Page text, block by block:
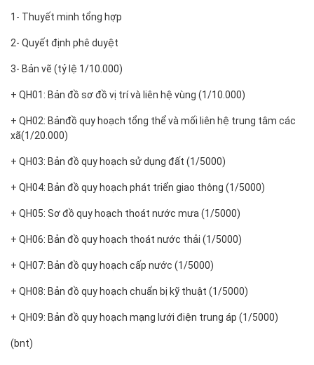
1- Thuyết minh tổng hợp
2- Quyết định phê duyệt
3- Bản vẽ (tỷ lệ 1/10.000)
+ QH01: Bản đồ sơ đồ vị trí và liên hệ vùng (1/10.000)
+ QH02: Bảnđồ quy hoạch tổng thể và mối liên hệ trung tâm các
xã(1/20.000)
+ QH03: Bản đồ quy hoạch sử dụng đất (1/5000)
+ QH04: Bản đồ quy hoạch phát triển giao thông (1/5000)
+ QH05: Sơ đồ quy hoạch thoát nước mưa (1/5000)
+ QH06: Bản đồ quy hoạch thoát nước thải (1/5000)
+ QH07: Bản đồ quy hoạch cấp nước (1/5000)
+ QH08: Bản đồ quy hoạch chuẩn bị kỹ thuật (1/5000)
+ QH09: Bản đồ quy hoạch mạng lưới điện trung áp (1/5000)
(bnt)